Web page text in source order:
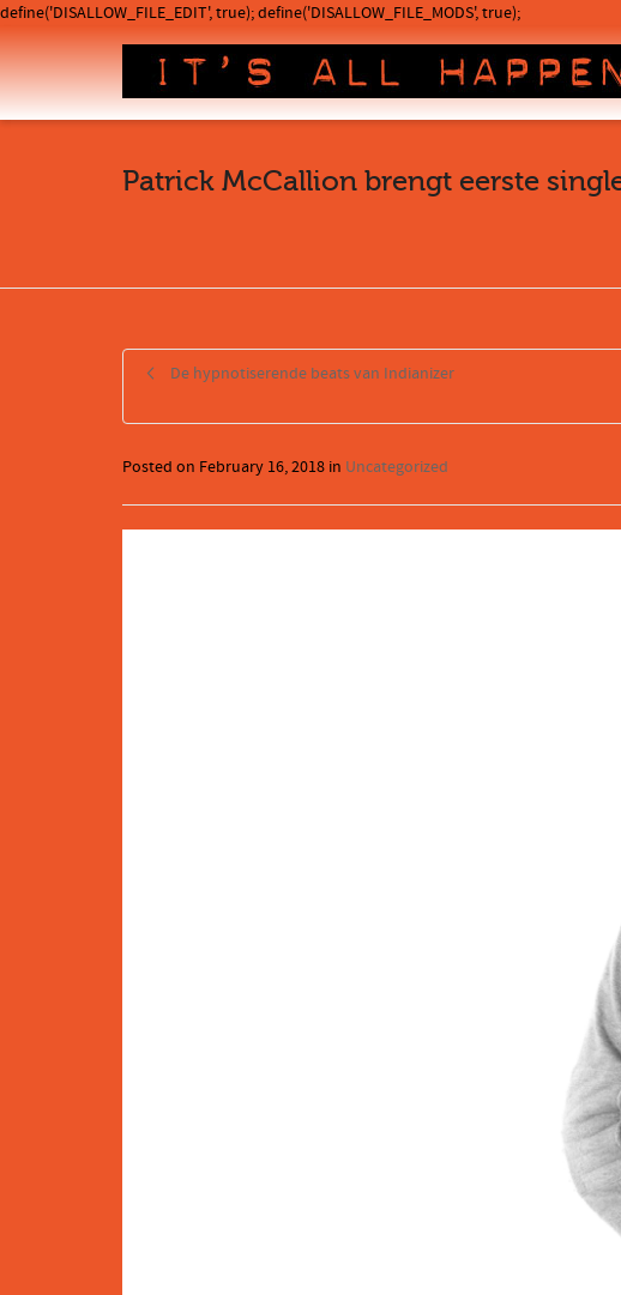
define('DISALLOW_FILE_EDIT', true); define('DISALLOW_FILE_MODS', true);
Patrick McCallion brengt eerste
De hypnotiserende beats van Indianizer
Posted on February 16, 2018 in Uncategorized